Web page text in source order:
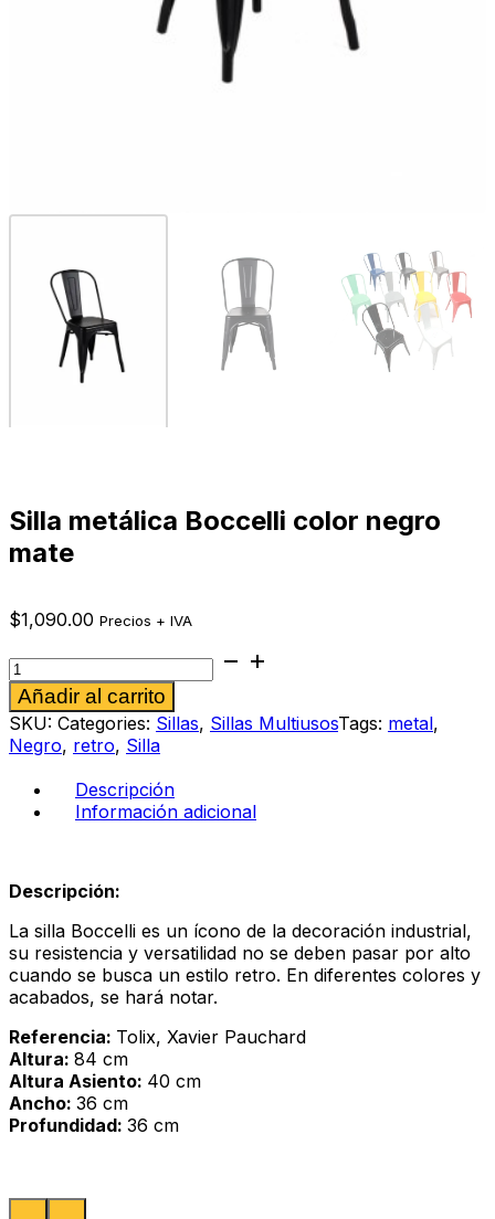
Silla metálica Boccelli color negro
mate
$1,090.00 Precios + IVA
Silla
metálica
Boccelli
color
negro
mate
Añadir al carrito
SKU: Categories: Sillas, Sillas MultiusosTags: metal,
Negro, retro, Silla
Descripción
Información adicional
Descripción:
La silla Boccelli es un ícono de la decoración industrial,
su resistencia y versatilidad no se deben pasar por alto
cuando se busca un estilo retro. En diferentes colores y
acabados, se hará notar.
Referencia: Tolix, Xavier Pauchard
Altura: 84 cm
Altura Asiento: 40 cm
Ancho: 36 cm
Profundidad: 36 cm